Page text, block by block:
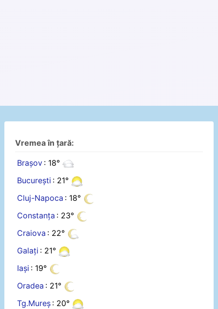
Vremea în țară:
Brașov : 18°
București : 21°
Cluj-Napoca : 18°
Constanța : 23°
Craiova : 22°
Galați : 21°
Iași : 19°
Oradea : 21°
Tg.Mureș : 20°